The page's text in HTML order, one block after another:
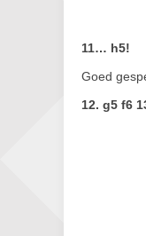
11… h5!
Goed
12. g5 f6